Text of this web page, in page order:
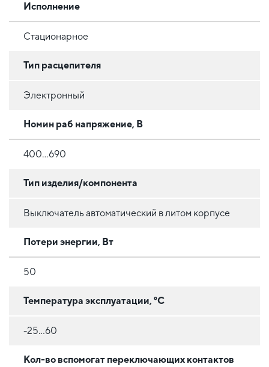
Исполнение
Стационарное
Тип расцепителя
Электронный
Номин раб напряжение, В
400...690
Тип изделия/компонента
Выключатель автоматический в литом корпусе
Потери энергии, Вт
50
Температура эксплуатации, °C
-25...60
Кол-во вспомогат переключающих контактов